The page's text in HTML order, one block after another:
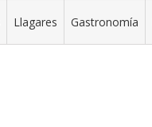
Llagares Gastronomía